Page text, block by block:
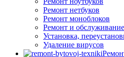
Ремонт нетбуков
Ремонт моноблоков
Ремонт и
Установка,
Удаление вирусов